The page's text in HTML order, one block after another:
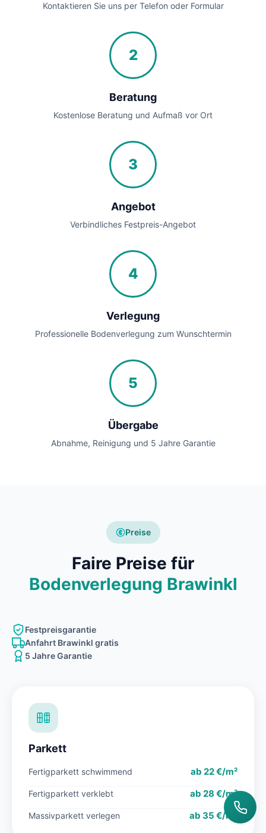
Kontaktieren Sie uns per Telefon oder Formular
2
Beratung
Kostenlose Beratung und Aufmaß vor Ort
3
Angebot
Verbindliches Festpreis-Angebot
4
Verlegung
Professionelle Bodenverlegung zum Wunschtermin
5
Übergabe
Abnahme, Reinigung und 5 Jahre Garantie
Preise
Faire Preise für
Bodenverlegung Brawinkl
Festpreisgarantie
Anfahrt Brawinkl gratis
5 Jahre Garantie
Parkett
Fertigparkett schwimmend ab 22 €/m²
Fertigparkett verklebt ab 28 €/m²
Massivparkett verlegen ab 35 €/m²